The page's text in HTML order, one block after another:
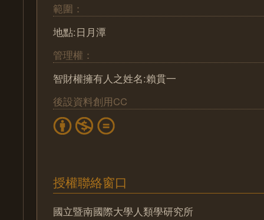
範圍：
地點:日月潭
管理權：
智財權擁有人之姓名:賴貫一
後設資料創用CC
授權聯絡窗口
國立暨南國際大學人類學研究所